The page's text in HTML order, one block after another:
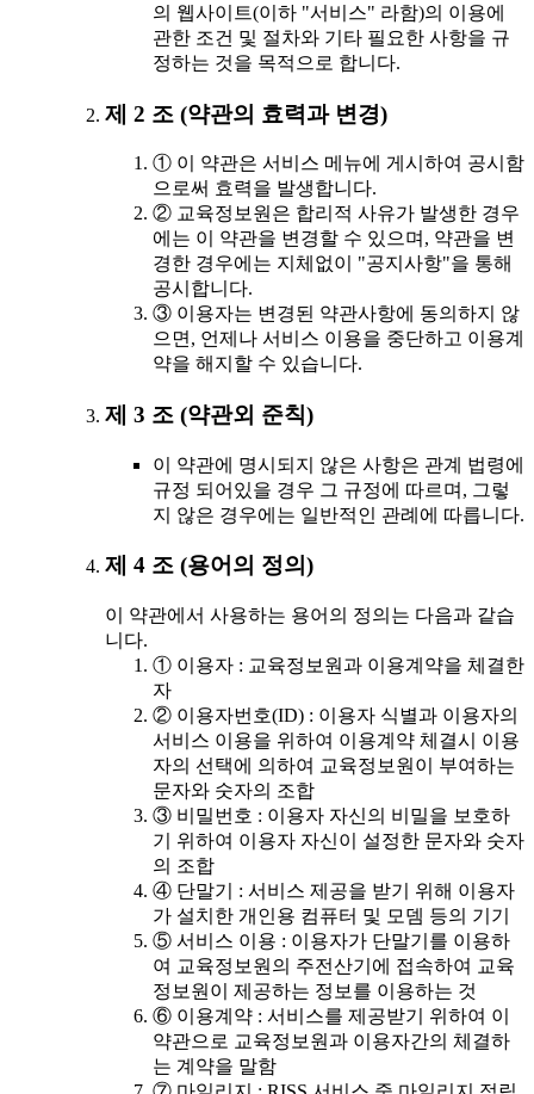
의 웹사이트(이하 "서비스" 라함)의 이용에
관한 조건 및 절차와 기타 필요한 사항을 규
정하는 것을 목적으로 합니다.
제 2 조 (약관의 효력과 변경)
① 이 약관은 서비스 메뉴에 게시하여 공시함
으로써 효력을 발생합니다.
② 교육정보원은 합리적 사유가 발생한 경우
에는 이 약관을 변경할 수 있으며, 약관을 변
경한 경우에는 지체없이 "공지사항"을 통해
공시합니다.
③ 이용자는 변경된 약관사항에 동의하지 않
으면, 언제나 서비스 이용을 중단하고 이용계
약을 해지할 수 있습니다.
제 3 조 (약관외 준칙)
이 약관에 명시되지 않은 사항은 관계 법령에
규정 되어있을 경우 그 규정에 따르며, 그렇
지 않은 경우에는 일반적인 관례에 따릅니다.
제 4 조 (용어의 정의)
이 약관에서 사용하는 용어의 정의는 다음과 같습
니다.
① 이용자 : 교육정보원과 이용계약을 체결한
자
② 이용자번호(ID) : 이용자 식별과 이용자의
서비스 이용을 위하여 이용계약 체결시 이용
자의 선택에 의하여 교육정보원이 부여하는
문자와 숫자의 조합
③ 비밀번호 : 이용자 자신의 비밀을 보호하
기 위하여 이용자 자신이 설정한 문자와 숫자
의 조합
④ 단말기 : 서비스 제공을 받기 위해 이용자
가 설치한 개인용 컴퓨터 및 모뎀 등의 기기
⑤ 서비스 이용 : 이용자가 단말기를 이용하
여 교육정보원의 주전산기에 접속하여 교육
정보원이 제공하는 정보를 이용하는 것
⑥ 이용계약 : 서비스를 제공받기 위하여 이
약관으로 교육정보원과 이용자간의 체결하
는 계약을 말함